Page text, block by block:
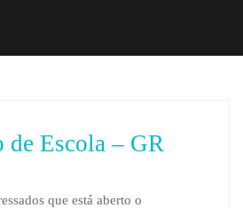
de Escola – GR
que está aberto o